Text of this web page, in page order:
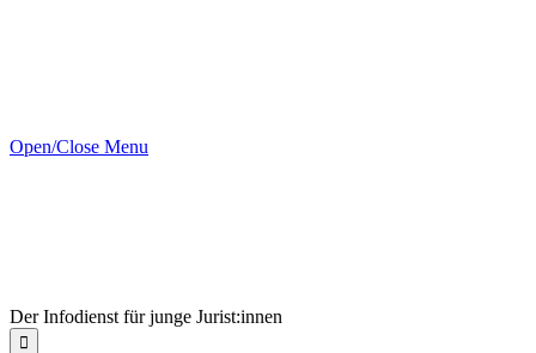
Open/Close Menu
Der Infodienst für junge Jurist:innen
